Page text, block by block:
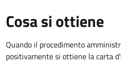
Cosa si ottiene
Quando il procedimento
positivamente si ottiene la carta